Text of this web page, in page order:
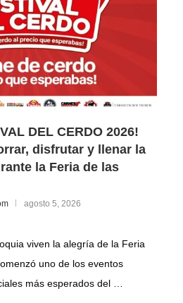
DEL CERDO 2026!
disfrutar y llenar la
la Feria de las
agosto 5, 2026
viven la alegría de la Feria
uno de los eventos
más esperados del …